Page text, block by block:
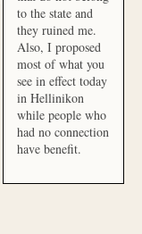
to the state and
they ruined me.
Also, I proposed
most of what you
see in effect today
in Hellinikon
while people who
had no connection
have benefit.